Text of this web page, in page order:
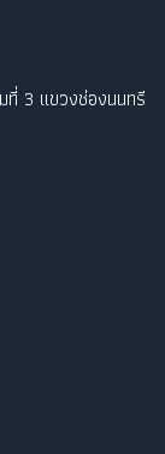
ที่ 3 แขวงช่องนนทรี